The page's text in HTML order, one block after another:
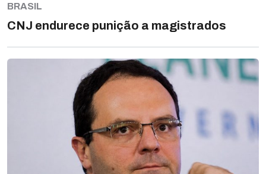
BRASIL
CNJ endurece punição a magistrados